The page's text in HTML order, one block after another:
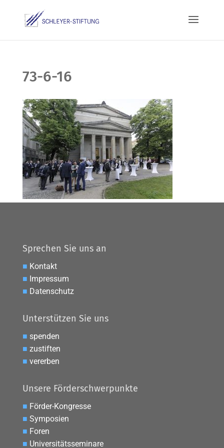
73-6-16
Sprechen Sie uns an
■ Kontakt
■ Impressum
■ Datenschutz
Unterstützen Sie uns
■ spenden
■ zustiften
■ vererben
Unsere Förderschwerpunkte
■ Förder-Kongresse
■ Symposien
■ Foren
■ Universitätsseminare